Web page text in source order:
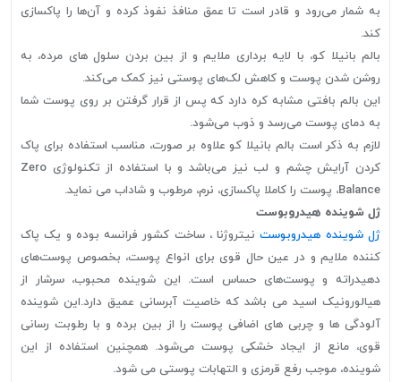
به شمار می‌رود و قادر است تا عمق منافذ نفوذ کرده و آن‌ها را پاکسازی
کند.
بالم بانیلا کو، با لایه برداری ملایم و از بین بردن سلول های مرده، به
روشن شدن پوست و کاهش لک‌های پوستی نیز کمک می‌کند.
این بالم بافتی مشابه کره دارد که پس از قرار گرفتن بر روی پوست شما
به دمای پوست می‌رسد و ذوب می‌شود.
لازم به ذکر است بالم بانیلا کو علاوه بر صورت، مناسب استفاده برای پاک
کردن آرایش چشم و لب نیز می‌باشد و با استفاده از تکنولوژی Zero
Balance، پوست را کاملا پاکسازی، نرم، مرطوب و شاداب می نماید.
ژل شوینده هیدروبوست
ژل شوینده هیدروبوستنیتروژنا ، ساخت کشور فرانسه بوده و یک پاک
کننده ملایم و در عین حال قوی برای انواع پوست، بخصوص پوست‌های
دهیدراته و پوست‌های حساس است. این شوینده محبوب، سرشار از
هیالورونیک اسید می باشد که خاصیت آبرسانی عمیق دارد.این شوینده
آلودگی ها و چربی های اضافی پوست را از بین برده و با رطوبت رسانی
قوی، مانع از ایجاد خشکی پوست می‌شود. همچنین استفاده از این
شوینده، موجب رفع قرمزی و التهابات پوستی می شود.